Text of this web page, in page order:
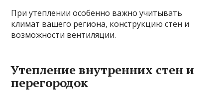
При утеплении особенно важно учитывать
климат вашего региона, конструкцию стен и
возможности вентиляции.
Утепление внутренних стен и
перегородок